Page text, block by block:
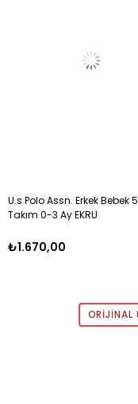
U.s Polo Assn. Erkek Bebek
Takım 0-3 Ay EKRU
₺1.670,00
ORIJINAL